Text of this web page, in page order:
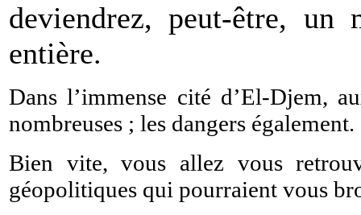
deviendrez, peut-être, un
entière.
Dans l’immense cité d’El-Djem,
nombreuses ; les dangers également.
Bien vite, vous allez vous
géopolitiques qui pourraient vous